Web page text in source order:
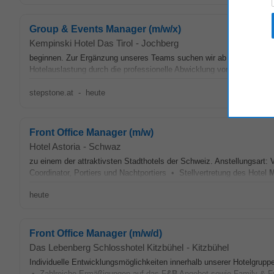
Group & Events Manager (m/w/x)
Kempinski Hotel Das Tirol - Jochberg
beginnen. Zur Ergänzung unseres Teams suchen wir ab sofort:
Hotelauslastung durch die professionelle Abwicklung von Individual-,
stepstone.at - heute
Front Office Manager (m/w)
Hotel Astoria - Schwaz
zu einem der attraktivsten Stadthotels der Schweiz.
Coordinator, Portiers und Nachtportiers • Stellvertretung des Hotel
heute
Front Office Manager (m/w/d)
Das Lebenberg Schlosshotel Kitzbühel - Kitzbühel
Individuelle Entwicklungsmöglichkeiten innerhalb unserer